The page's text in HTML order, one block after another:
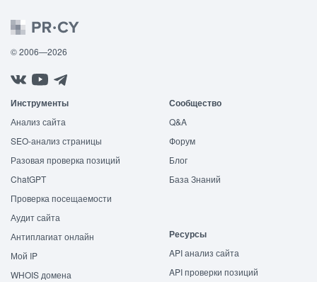
© 2006—2026
Инструменты
Анализ сайта
SEO-анализ страницы
Разовая проверка позиций
ChatGPT
Проверка посещаемости
Аудит сайта
Антиплагиат онлайн
Мой IP
WHOIS домена
Сообщество
Q&A
Форум
Блог
База Знаний
Ресурсы
API анализ сайта
API проверки позиций